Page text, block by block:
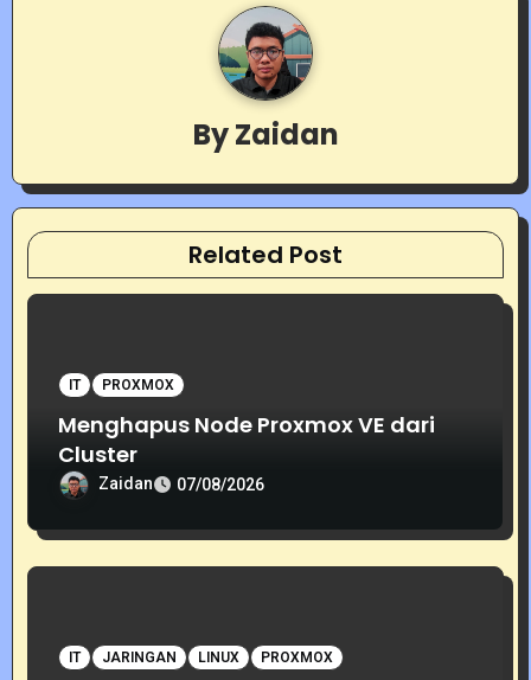
a
t
i
n
ByZaidan
Related Post
IT PROXMOX
Menghapus Node Proxmox VE dari
Cluster
Zaidan 07/08/2026
IT JARINGAN LINUX PROXMOX